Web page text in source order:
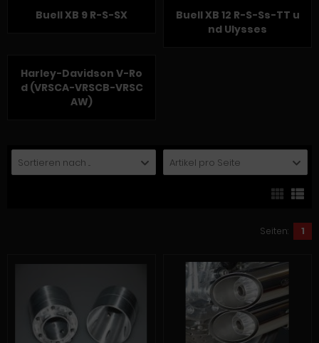
Buell XB 9 R-S-SX
Buell XB 12 R-S-Ss-TT u
nd Ulysses
Harley-Davidson V-Ro
d (VRSCA-VRSCB-VRSC
AW)
Sortieren nach ... Artikel pro Seite
Seiten: 1